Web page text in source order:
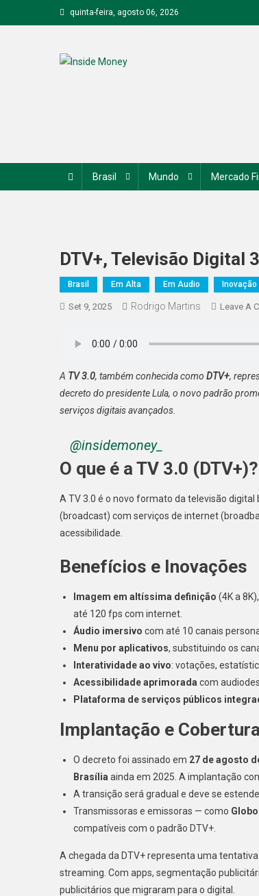
to
quinta-feira, agosto 06, 2026
Brasil Mundo Mercado
DTV+, Televisão Digital
Brasil Em Alta Em Audio
Set 9, 2025 Rodrigo Martins Leave A
A TV 3.0, também conhecida como DTV+,
decreto do presidente Lula, o novo padrão
serviços digitais avançados.
@insidemoney_
O que é a TV 3.0 (DTV+)?
A TV 3.0 é o novo formato da televisão digital
(broadcast) com serviços de internet
acessibilidade.
Benefícios e Inovações
Imagem em altíssima definição (4K a
até 120 fps com internet.
Áudio imersivo com até 10 canais
Menu por aplicativos, substituindo os
Interatividade ao vivo: votações,
Acessibilidade aprimorada com
Plataforma de serviços públicos
Implantação e Cobertura
O decreto foi assinado em 27 de agosto
Brasília ainda em 2025. A implantação
A transição será gradual e deve se
Transmissoras e emissoras — como Globo
compatíveis com o padrão DTV+.
A chegada da DTV+ representa uma
streaming. Com apps, segmentação
publicitários que migraram para o digital.